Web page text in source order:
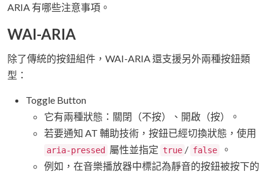
ARIA 有哪些注意事項。
WAI-ARIA
除了傳統的按鈕組件，WAI-ARIA 還支援另外兩種按鈕類
型：
Toggle Button
它有兩種狀態：關閉（不按）、開啟（按）。
若要通知 AT 輔助技術，按鈕已經切換狀態，使用
aria-pressed 屬性並指定 true / false
。
例如，在音樂播放器中標記為靜音的按鈕被按下的